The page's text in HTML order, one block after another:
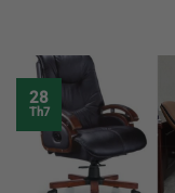
28
Th7